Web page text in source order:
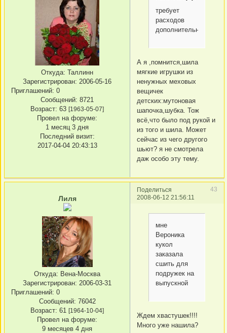
Откуда: Таллинн
Зарегистрирован: 2006-05-16
Приглашений: 0
Сообщений: 8721
Возраст: 63 [1963-05-07]
Провел на форуме:
1 месяц 3 дня
Последний визит:
2017-04-04 20:43:13
требует
расходов
дополнительных
А я ,помнится,шила
мягкие игрушки из
ненужных меховых
вещичек
детских:мутоновая
шапочка,шубка. Тож
всё,что было под рукой и
из того и шила. Может
сейчас из чего другого
шьют? я не смотрела
даж особо эту тему.
Поделиться
43
2008-06-12 21:56:11
Лиля
Откуда: Вена-Москва
Зарегистрирован: 2006-03-31
Приглашений: 0
Сообщений: 76042
Возраст: 61 [1964-10-04]
Провел на форуме:
9 месяцев 4 дня
мне
Вероника
кукол
заказала
сшить для
подружек на
выпускной
Ждем хвастушек!!!!
Много уже нашила?